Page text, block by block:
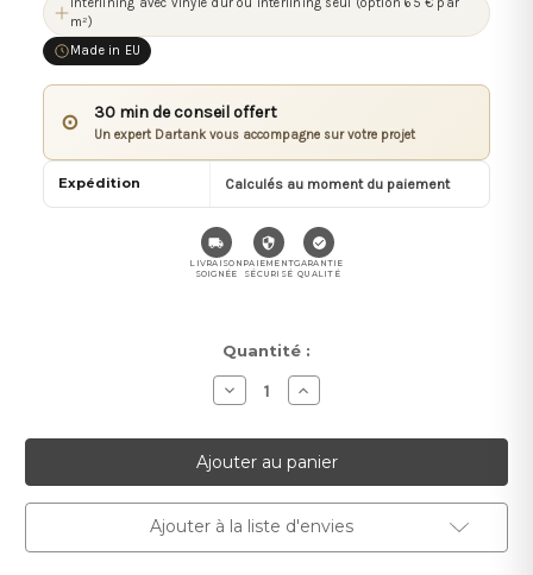
Interlining avec vinyle dur ou interlining seul (option 65 € par
m²)
Made in EU
⊙ 30 min de conseil offert
Un expert Dartank vous accompagne sur votre projet
Expédition Calculés au moment du paiement
LIVRAISON
SOIGNÉE
PAIEMENT
SÉCURISÉ
GARANTIE
QUALITÉ
Quantité :
Diminuer
la
pour
Irida
Augmenter
la
pour
Irida
Ajouter à la liste d'envies